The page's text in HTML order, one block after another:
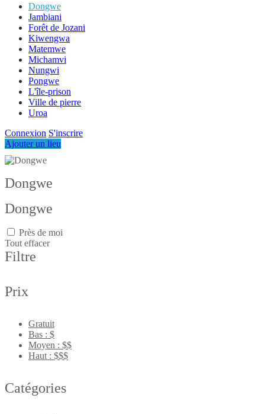
Dongwe
Jambiani
Forêt de Jozani
Kiwengwa
Matemwe
Michamvi
Nungwi
Pongwe
L'île-prison
Ville de pierre
Uroa
Connexion S'inscrire
Ajouter un lieu
Dongwe
Dongwe
Près de moi
Tout effacer
Filtre
Prix
Gratuit
Bas : $
Moyen : $$
Haut : $$$
Catégories